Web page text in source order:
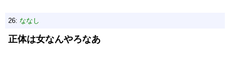
26: ななし
正体は女なんやろなあ